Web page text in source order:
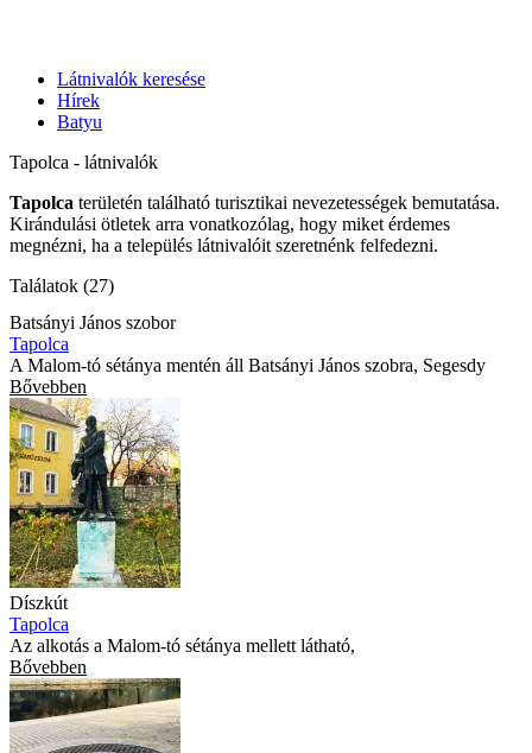
Látnivalók keresése
Hírek
Batyu
Tapolca - látnivalók
Tapolca területén található turisztikai nevezetességek bemutatása.
Kirándulási ötletek arra vonatkozólag, hogy miket érdemes
megnézni, ha a település látnivalóit szeretnénk felfedezni.
Találatok (27)
Batsányi János szobor
Tapolca
A Malom-tó sétánya mentén áll Batsányi János szobra, Segesdy
Bővebben
Díszkút
Tapolca
Az alkotás a Malom-tó sétánya mellett látható,
Bővebben